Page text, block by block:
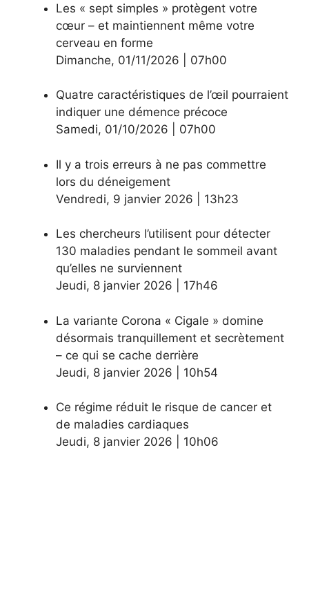
Les « sept simples » protègent votre
cœur – et maintiennent même votre
cerveau en forme
Dimanche, 01/11/2026 07h00
Quatre caractéristiques de l’œil pourraient
indiquer une démence précoce
Samedi, 01/10/2026 07h00
Il y a trois erreurs à ne pas commettre
lors du déneigement
Vendredi, 9 janvier 2026 13h23
Les chercheurs l’utilisent pour détecter
130 maladies pendant le sommeil avant
qu’elles ne surviennent
Jeudi, 8 janvier 2026 17h46
La variante Corona « Cigale » domine
désormais tranquillement et secrètement
– ​​ce qui se cache derrière
Jeudi, 8 janvier 2026 10h54
Ce régime réduit le risque de cancer et
de maladies cardiaques
Jeudi, 8 janvier 2026 10h06